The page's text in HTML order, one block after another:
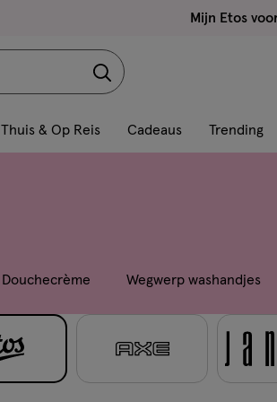
Mijn Etos
Thuis & Op Reis Cadeaus Trending
Douchecrème Wegwerp washandjes